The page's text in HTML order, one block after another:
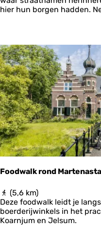
f
r
d
e
n
r
o
u
t
e
hier hun borgen hadden.
Foodwalk rond
F
o
o
d
(5,6 km)
Deze foodwalk leidt je
boerderijwinkels in het
Koarnjum en Jelsum.